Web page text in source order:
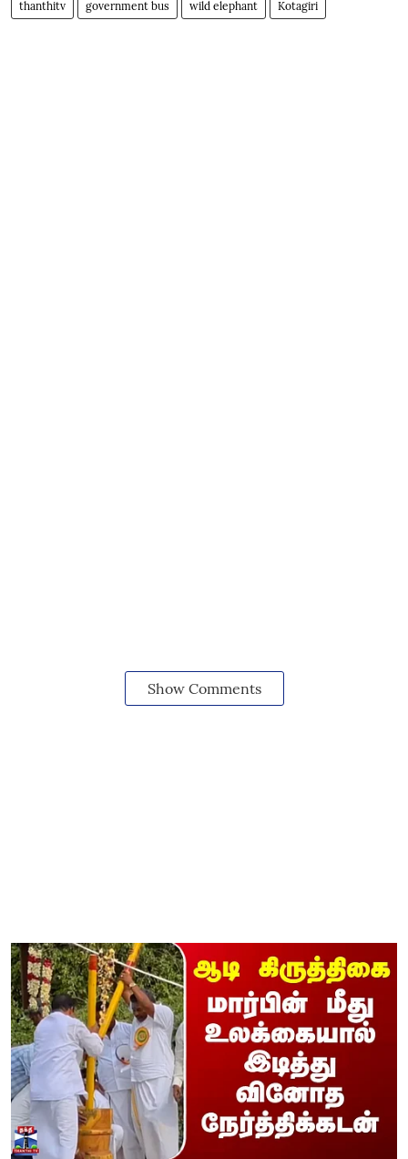
thanthitv government bus wild elephant Kotagiri
Show Comments